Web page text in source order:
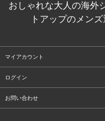
おしゃれな大人の海外
トアップのメン
マイアカウント
ログイン
お問い合わせ